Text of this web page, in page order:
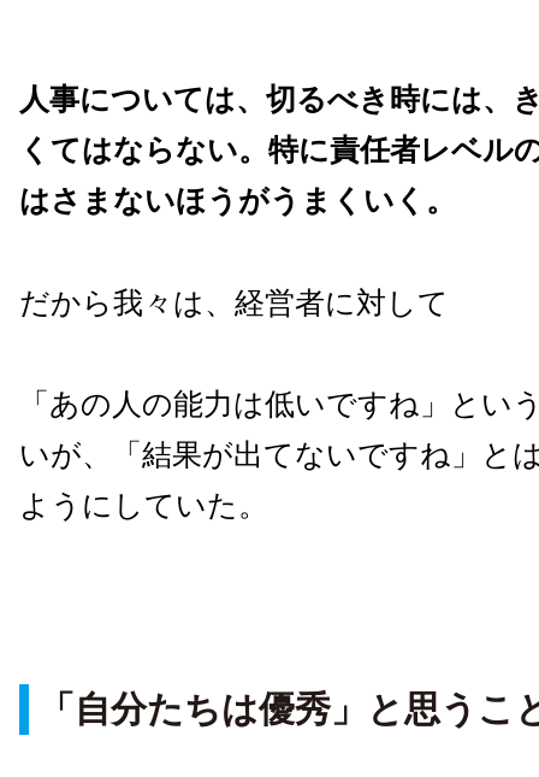
人事については、切るべき時には、
くてはならない。 特に責任者レベル
はさまないほうがうまくいく。
だから我々は、経営者に対して
「あの人の能力は低いですね」とい
いが、「結果が出てないですね」と
ようにしていた。
「自分たちは優秀」と思うこ